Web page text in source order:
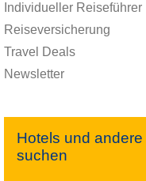
Individueller Reiseführer
Reiseversicherung
Travel Deals
Newsletter
Hotels und
suchen